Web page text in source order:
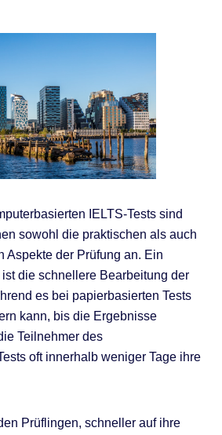
IELTS-Tests sind
sowohl die praktischen als auch
Aspekte der Prüfung an. Ein
die schnellere Bearbeitung der
es bei papierbasierten Tests
kann, bis die Ergebnisse
Teilnehmer des
oft innerhalb weniger Tage ihre
Prüflingen, schneller auf ihre